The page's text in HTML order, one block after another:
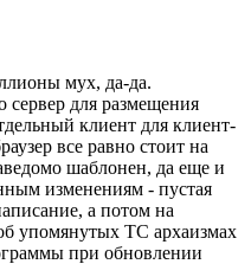
мух, да-да.
сервер для размещения
клиент для клиент-
все равно стоит на
шаблонен, да еще и
изменениям - пустая
а потом на
упомянутых ТС архаизмах
при обновлении